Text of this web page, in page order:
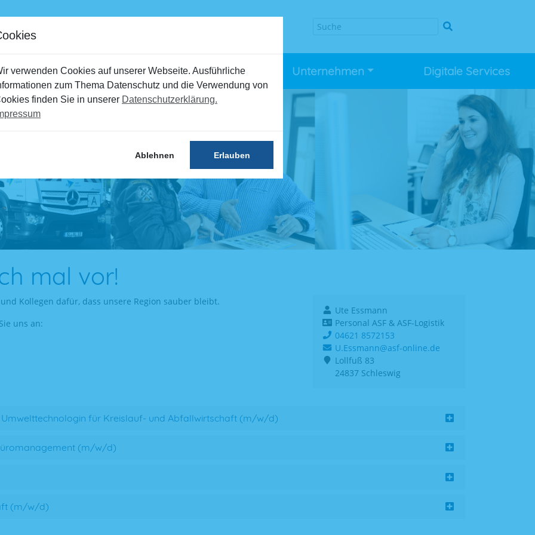
verwenden Cookies auf unserer Webseite. Ausführliche
zum Thema Datenschutz und die Verwendung von
finden Sie in unserer Datenschutzerklärung.
Ablehnen Erlauben
Recyclinghöfe Umweltbildung Unternehmen Digitale Services
mal vor!
Kollegen dafür, dass unsere Region sauber bleibt.
uns an:
Ute Essmann
Personal ASF & ASF-Logistik
04621 8572153
U.Essmann@asf-online.de
Lollfuß 83
24837 Schleswig
für Kreislauf- und Abfallwirtschaft (m/w/d)
(m/w/d)
(m/w/d)